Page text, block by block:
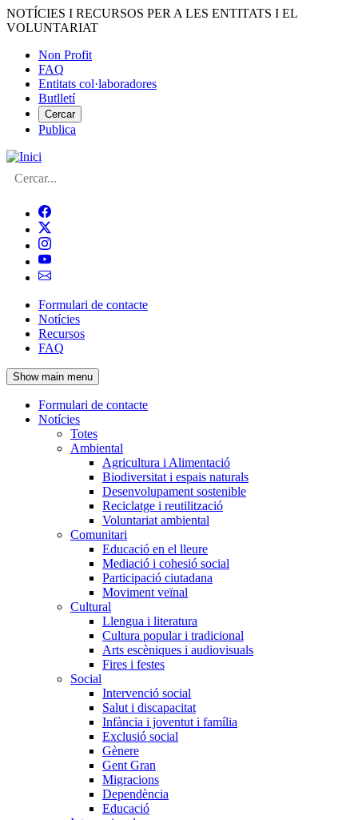
Vés
al
NOTÍCIES I RECURSOS PER A LES ENTITATS I EL
VOLUNTARIAT
Menú
del
compte
d'usuari
Non Profit
FAQ
Entitats col·laboradores
Butlletí
Cercar
Publica
Cerca
Navegació
principal
de
l'encapçalament
Formulari de contacte
Notícies
Recursos
FAQ
Show main menu
Navegació
principal
Formulari de contacte
Notícies
Totes
Ambiental
Agricultura i Alimentació
Biodiversitat i espais naturals
Desenvolupament sostenible
Reciclatge i reutilització
Voluntariat ambiental
Comunitari
Educació en el lleure
Mediació i cohesió social
Participació ciutadana
Moviment veïnal
Cultural
Llengua i literatura
Cultura popular i tradicional
Arts escèniques i audiovisuals
Fires i festes
Social
Intervenció social
Salut i discapacitat
Infància i joventut i família
Exclusió social
Gènere
Gent Gran
Migracions
Dependència
Educació